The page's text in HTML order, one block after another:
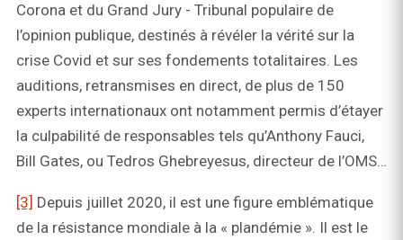
Corona et du Grand Jury - Tribunal populaire de
l’opinion publique, destinés à révéler la vérité sur la
crise Covid et sur ses fondements totalitaires. Les
auditions, retransmises en direct, de plus de 150
experts internationaux ont notamment permis d’étayer
la culpabilité de responsables tels qu’Anthony Fauci,
Bill Gates, ou Tedros Ghebreyesus, directeur de l’OMS…
[3] Depuis juillet 2020, il est une figure emblématique
de la résistance mondiale à la « plandémie ». Il est le